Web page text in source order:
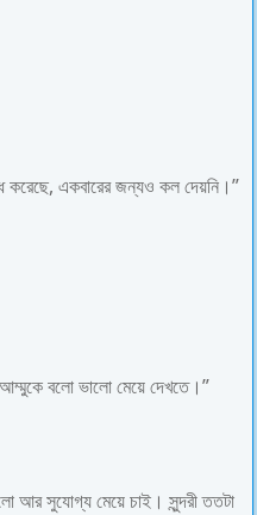
করেছে, একবারের জন্যও কল দেয়নি।”
বলো ভালো মেয়ে দেখতে।”
আর সুযোগ্য মেয়ে চাই। সুন্দরী ততটা